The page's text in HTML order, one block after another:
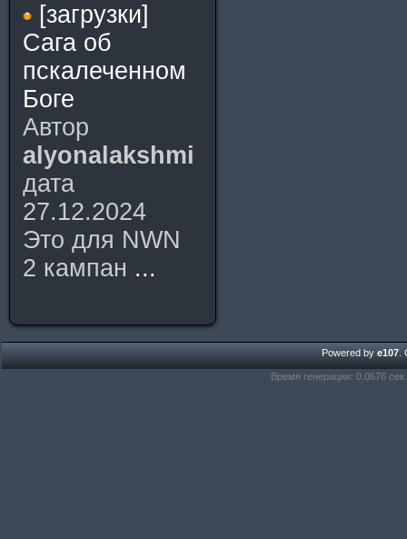
[загрузки]
Сага об
пскалеченном
Боге
Автор
alyonalakshmi
дата
27.12.2024
Это для NWN
2 кампан ...
Powered by e107
Время генерации: 0.0676